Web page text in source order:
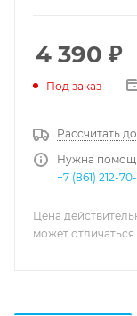
4 390 ₽
Под заказ
Рассчитать
Нужна
+7 (861) 212-
Цена
может